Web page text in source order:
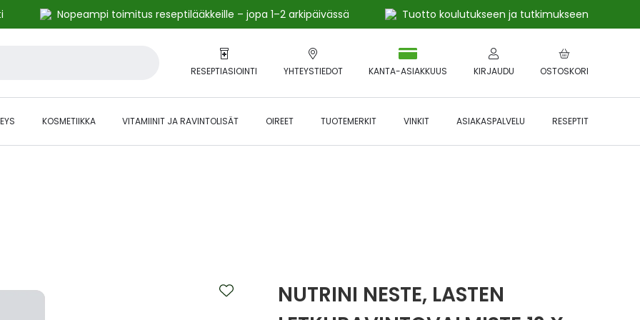
Nopeampi toimitus reseptilääkkeille – jopa 1–2 arkipäivässä
Tuotto koulutukseen ja tutkimukseen
RESEPTIASIOINTI YHTEYSTIEDOT OSTOSKORI
KANTA-ASIAKKUUS KIRJAUDU
KOSMETIIKKA VITAMIINIT JA RAVINTOLISÄT OIREET TUOTEMERKIT VINKIT ASIAKASPALVELU RESEPTIT
NUTRINI NESTE, LASTEN